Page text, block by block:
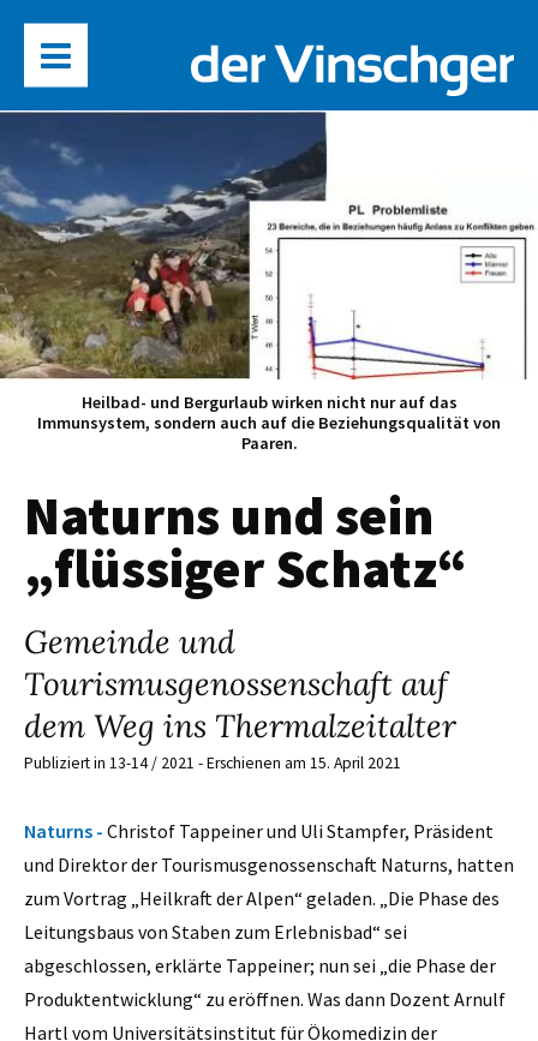
Heilbad- und Bergurlaub wirken nicht nur auf das
Immunsystem, sondern auch auf die Beziehungsqualität von
Paaren.
Naturns und sein
„flüssiger Schatz“
Gemeinde und
Tourismusgenossenschaft auf
dem Weg ins Thermalzeitalter
Publiziert in 13-14 / 2021 - Erschienen am 15. April 2021
Naturns - Christof Tappeiner und Uli Stampfer, Präsident
und Direktor der Tourismusgenossenschaft Naturns, hatten
zum Vortrag „Heilkraft der Alpen“ geladen. „Die Phase des
Leitungsbaus von Staben zum Erlebnisbad“ sei
abgeschlossen, erklärte Tappeiner; nun sei „die Phase der
Produktentwicklung“ zu eröffnen. Was dann Dozent Arnulf
Hartl vom Universitätsinstitut für Ökomedizin der